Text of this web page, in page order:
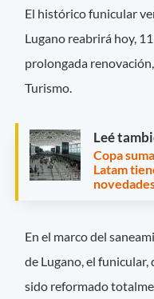
El histórico funicular
Lugano reabrirá hoy,
prolongada
Turismo.
Leé
Copa
Latam
En el marco del
de Lugano, el funicular,
sido reformado